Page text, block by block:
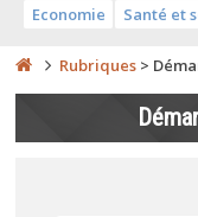
Economie
Santé et
Rubriques >